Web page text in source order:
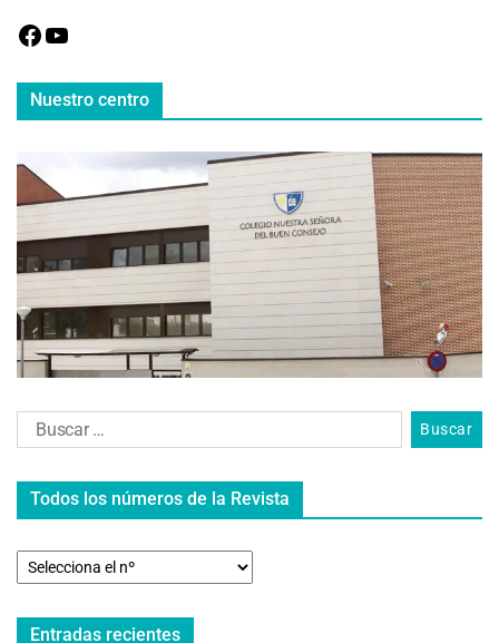
Nuestro centro
Todos los números de la Revista
Entradas recientes